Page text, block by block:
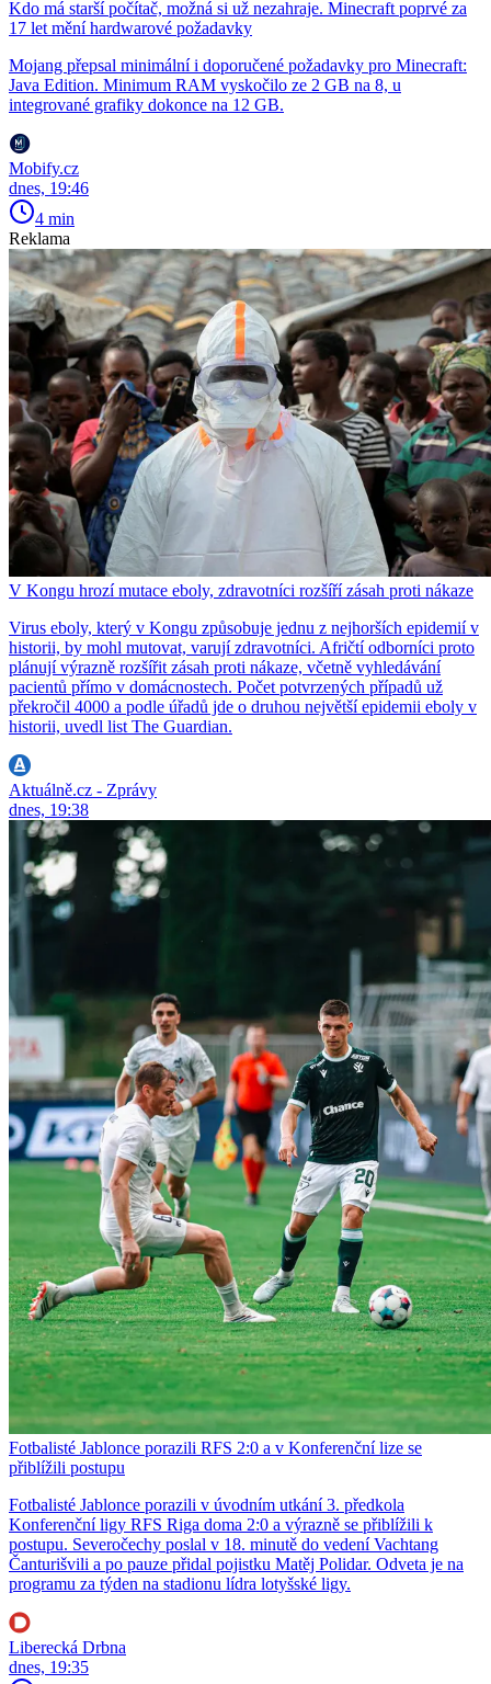
Kdo má starší počítač, možná si už nezahraje. Minecraft poprvé za
17 let mění hardwarové požadavky
Mojang přepsal minimální i doporučené požadavky pro Minecraft:
Java Edition. Minimum RAM vyskočilo ze 2 GB na 8, u
integrované grafiky dokonce na 12 GB.
Mobify.cz
dnes, 19:46
4 min
Reklama
V Kongu hrozí mutace eboly, zdravotníci rozšíří zásah proti nákaze
Virus eboly, který v Kongu způsobuje jednu z nejhorších epidemií v
historii, by mohl mutovat, varují zdravotníci. Afričtí odborníci proto
plánují výrazně rozšířit zásah proti nákaze, včetně vyhledávání
pacientů přímo v domácnostech. Počet potvrzených případů už
překročil 4000 a podle úřadů jde o druhou největší epidemii eboly v
historii, uvedl list The Guardian.
Aktuálně.cz - Zprávy
dnes, 19:38
Fotbalisté Jablonce porazili RFS 2:0 a v Konferenční lize se
přiblížili postupu
Fotbalisté Jablonce porazili v úvodním utkání 3. předkola
Konferenční ligy RFS Riga doma 2:0 a výrazně se přiblížili k
postupu. Severočechy poslal v 18. minutě do vedení Vachtang
Čanturišvili a po pauze přidal pojistku Matěj Polidar. Odveta je na
programu za týden na stadionu lídra lotyšské ligy.
Liberecká Drbna
dnes, 19:35